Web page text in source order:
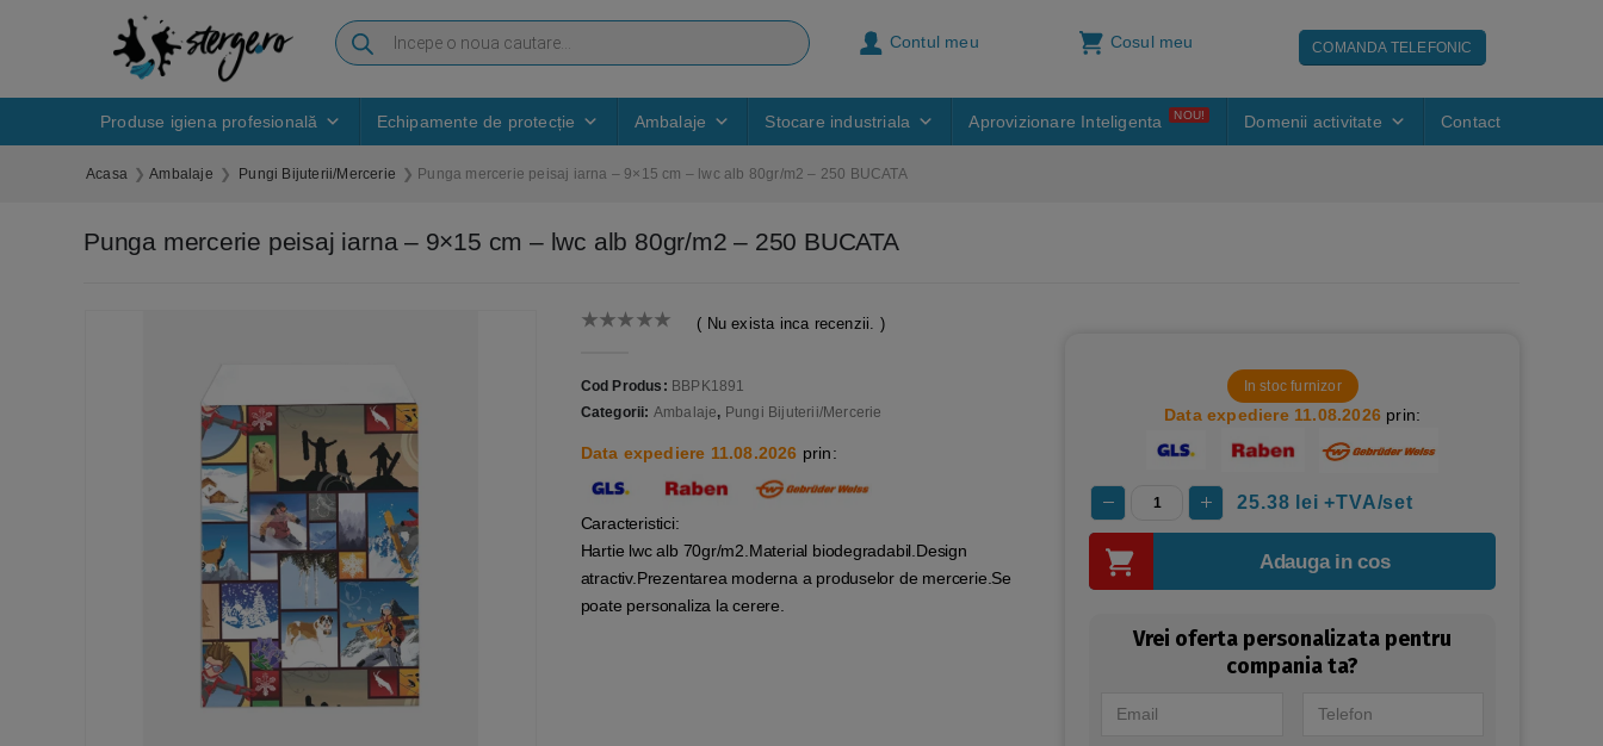
Contul meu Cosul meu COMANDA TELEFONIC
Produse igiena profesională Echipamente de protecție Ambalaje Stocare industriala Aprovizionare Inteligenta NOU! Domenii activitate Contact
Acasa Ambalaje Pungi Bijuterii/Mercerie Punga mercerie peisaj iarna – 9×15 cm – lwc alb 80gr/m2 – 250 BUCATA
Punga mercerie peisaj iarna – 9×15 cm – lwc alb 80gr/m2 – 250 BUCATA
( Nu exista inca recenzii. )
Cod Produs: BBPK1891
Categorii: Ambalaje, Pungi Bijuterii/Mercerie
Data expediere 11.08.2026 prin:
Caracteristici:
Hartie lwc alb 70gr/m2.Material biodegradabil.Design
atractiv.Prezentarea moderna a produselor de mercerie.Se
poate personaliza la cerere.
In stoc furnizor
Data expediere 11.08.2026 prin:
25.38 lei +TVA/set
Adauga in cos
Vrei oferta personalizata pentru
compania ta?